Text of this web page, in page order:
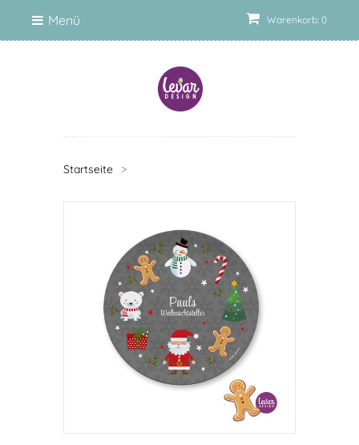
Warenkorb: 0
Menü
Startseite >